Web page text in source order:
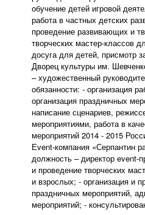
обучение детей игровой
работа в частных детских
проведение развивающих и
творческих мастер-классов
досуга для детей, присмотр
Дворец культуры им.
– художественный
обязанности: - организация
организация праздничных
написание сценариев,
мероприятиями, работа в
мероприятий 2014 - 2015
Еvent-компания «Серпантин
должность – директор event-
и проведение творческих
и взрослых; - организация и
праздничных мероприятий,
мероприятий; -